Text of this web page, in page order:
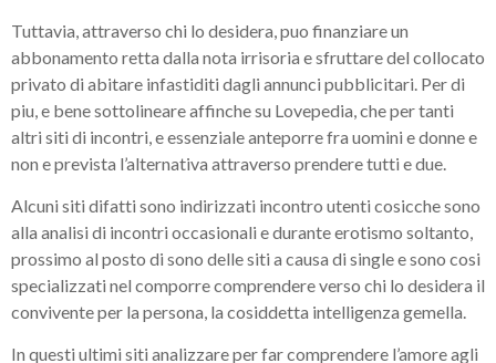
Tuttavia, attraverso chi lo desidera, puo finanziare un
abbonamento retta dalla nota irrisoria e sfruttare del collocato
privato di abitare infastiditi dagli annunci pubblicitari. Per di
piu, e bene sottolineare affinche su Lovepedia, che per tanti
altri siti di incontri, e essenziale anteporre fra uomini e donne e
non e prevista l’alternativa attraverso prendere tutti e due.
Alcuni siti difatti sono indirizzati incontro utenti cosicche sono
alla analisi di incontri occasionali e durante erotismo soltanto,
prossimo al posto di sono delle siti a causa di single e sono cosi
specializzati nel comporre comprendere verso chi lo desidera il
convivente per la persona, la cosiddetta intelligenza gemella.
In questi ultimi siti analizzare per far comprendere l’amore agli